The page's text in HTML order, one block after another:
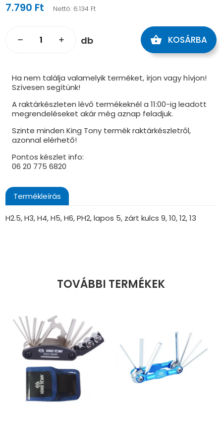
7.790 Ft Nettó: 6.134 Ft
remove add db shopping_basket KOSÁRBA
Ha nem találja valamelyik terméket, írjon vagy hívjon!
Szívesen segítünk!
A raktárkészleten lévő termékeknél a 11:00-ig leadott
megrendeléseket akár még aznap feladjuk.
Szinte minden King Tony termék raktárkészletről,
azonnal elérhető!
Pontos készlet info:
06 20 775 6820
Termékleírás
H2.5, H3, H4, H5, H6, PH2, lapos 5, zárt kulcs 9, 10, 12, 13
TOVÁBBI TERMÉKEK